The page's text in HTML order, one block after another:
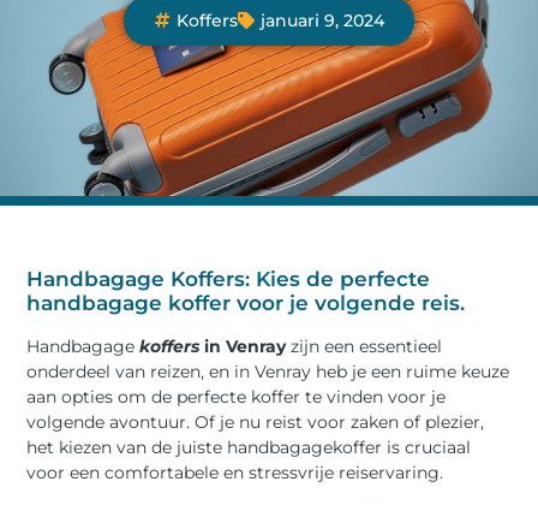
Koffers januari 9, 2024
Handbagage Koffers: Kies de perfecte
handbagage koffer voor je volgende reis.
Handbagagekoffers in Venrayzijn een essentieel
onderdeel van reizen, en in Venray heb je een ruime keuze
aan opties om de perfecte koffer te vinden voor je
volgende avontuur. Of je nu reist voor zaken of plezier,
het kiezen van de juiste handbagagekoffer is cruciaal
voor een comfortabele en stressvrije reiservaring.